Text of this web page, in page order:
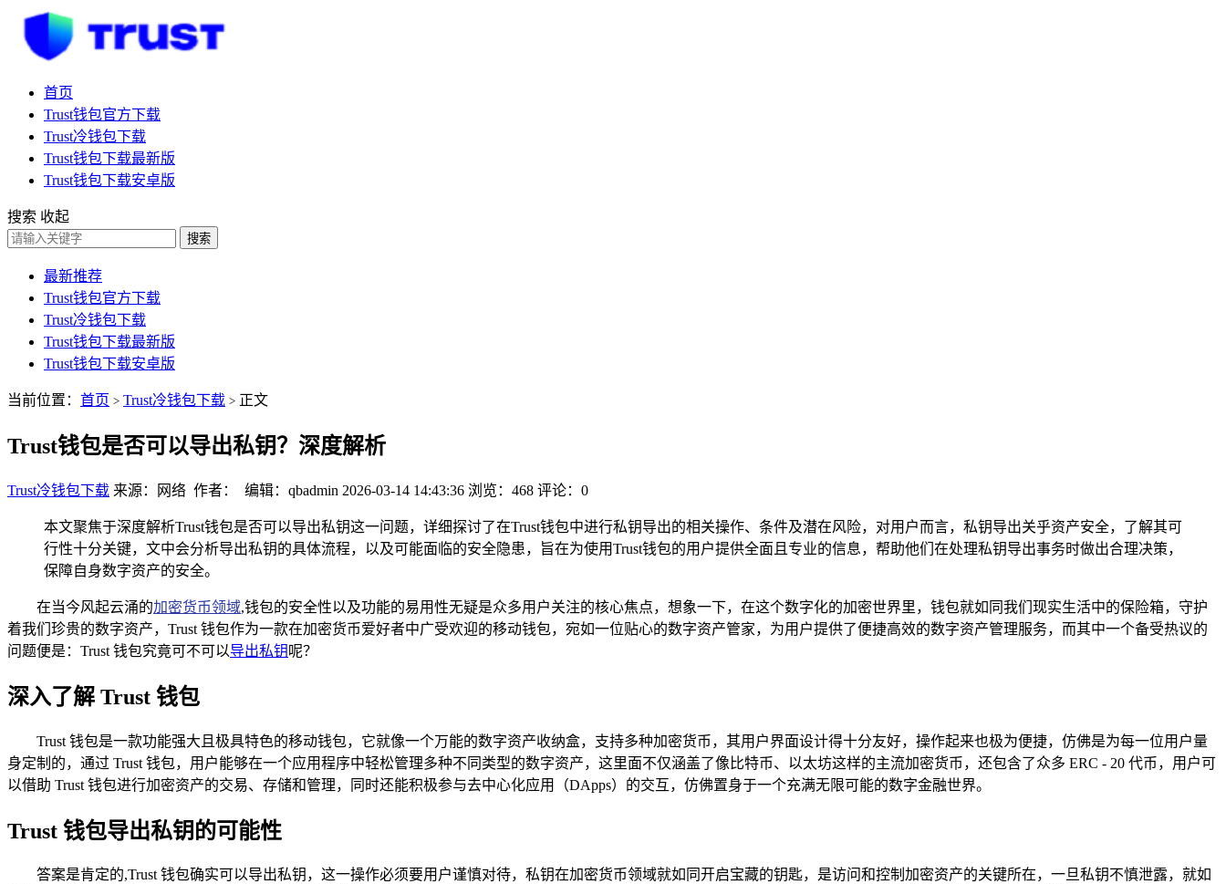
首页
Trust钱包官方下载
Trust冷钱包下载
Trust钱包下载最新版
Trust钱包下载安卓版
搜索 收起
搜索
最新推荐
Trust钱包官方下载
Trust冷钱包下载
Trust钱包下载最新版
Trust钱包下载安卓版
当前位置： 首页 > Trust冷钱包下载 > 正文
Trust钱包是否可以导出私钥？深度解析
Trust冷钱包下载 来源：网络 作者： 编辑：qbadmin 2026-03-14 14:43:36 浏览：468 评论：0
本文聚焦于深度解析Trust钱包是否可以导出私钥这一问题，详细探讨了在Trust钱包中进行私钥导出的相关操作、条件及潜在风险，对用户而言，私钥导出关乎资产安全，了解其可
行性十分关键，文中会分析导出私钥的具体流程，以及可能面临的安全隐患，旨在为使用Trust钱包的用户提供全面且专业的信息，帮助他们在处理私钥导出事务时做出合理决策，
保障自身数字资产的安全。
在当今风起云涌的加密货币领域,钱包的安全性以及功能的易用性无疑是众多用户关注的核心焦点，想象一下，在这个数字化的加密世界里，钱包就如同我们现实生活中的保险箱，守护
着我们珍贵的数字资产，Trust 钱包作为一款在加密货币爱好者中广受欢迎的移动钱包，宛如一位贴心的数字资产管家，为用户提供了便捷高效的数字资产管理服务，而其中一个备受热议的
问题便是：Trust 钱包究竟可不可以导出私钥 呢？
深入了解 Trust 钱包
Trust 钱包是一款功能强大且极具特色的移动钱包，它就像一个万能的数字资产收纳盒，支持多种加密货币，其用户界面设计得十分友好，操作起来也极为便捷，仿佛是为每一位用户量
身定制的，通过 Trust 钱包，用户能够在一个应用程序中轻松管理多种不同类型的数字资产，这里面不仅涵盖了像比特币、以太坊这样的主流加密货币，还包含了众多 ERC - 20 代币，用户可
以借助 Trust 钱包进行加密资产的交易、存储和管理，同时还能积极参与去中心化应用（DApps）的交互，仿佛置身于一个充满无限可能的数字金融世界。
Trust 钱包导出私钥的可能性
答案是肯定的,Trust 钱包确实可以导出私钥，这一操作必须要用户谨慎对待，私钥在加密货币领域就如同开启宝藏的钥匙，是访问和控制加密资产的关键所在，一旦私钥不慎泄露，就如